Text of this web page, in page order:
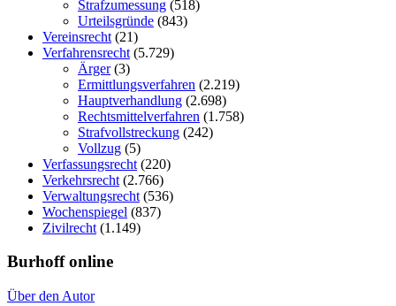
Strafzumessung (518)
Urteilsgründe (843)
Vereinsrecht (21)
Verfahrensrecht (5.729)
Ärger(3)
Ermittlungsverfahren (2.219)
Hauptverhandlung (2.698)
Rechtsmittelverfahren (1.758)
Strafvollstreckung (242)
Vollzug (5)
Verfassungsrecht (220)
Verkehrsrecht (2.766)
Verwaltungsrecht (536)
Wochenspiegel (837)
Zivilrecht (1.149)
Burhoff online
Über den Autor